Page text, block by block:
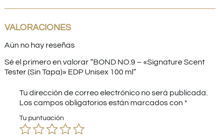
VALORACIONES
Aún no hay reseñas
Sé el primero en valorar “BOND NO.9 – «Signature Scent
Tester (Sin Tapa)» EDP Unisex 100 ml”
Tu dirección de correo electrónico no será publicada.
Los campos obligatorios están marcados con *
Tu puntuación